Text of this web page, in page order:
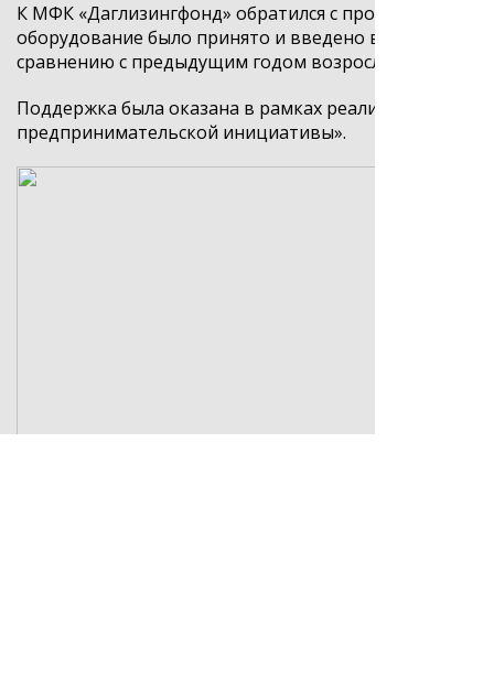
К МФК «Даглизингфонд» обратился с просьбой
оборудование было принято и введено в
сравнению с предыдущим годом возросла почти в 2
Поддержка была оказана в рамках реализации
предпринимательской инициативы».